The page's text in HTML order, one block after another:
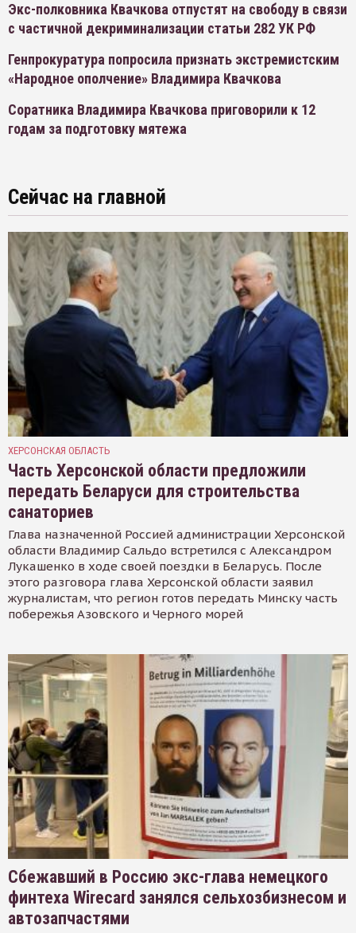
Экс-полковника Квачкова отпустят на свободу в связи
с частичной декриминализации статьи 282 УК РФ
Генпрокуратура попросила признать экстремистским
«Народное ополчение» Владимира Квачкова
Соратника Владимира Квачкова приговорили к 12
годам за подготовку мятежа
Сейчас на главной
ХЕРСОНСКАЯ ОБЛАСТЬ
Часть Херсонской области предложили
передать Беларуси для строительства
санаториев
Глава назначенной Россией администрации Херсонской
области Владимир Сальдо встретился с Александром
Лукашенко в ходе своей поездки в Беларусь. После
этого разговора глава Херсонской области заявил
журналистам, что регион готов передать Минску часть
побережья Азовского и Черного морей
Сбежавший в Россию экс-глава немецкого
финтеха Wirecard занялся сельхозбизнесом и
автозапчастями